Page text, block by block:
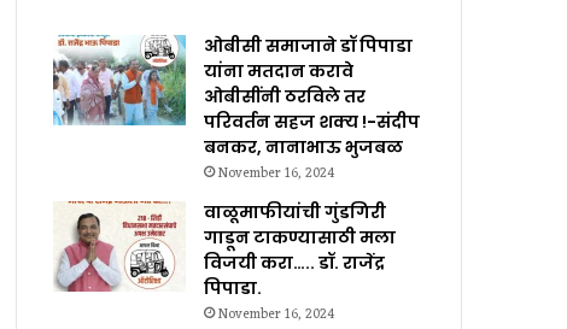
ओबीसी समाजाने डॉ पिपाडा
यांना मतदान करावे
ओबीसींनी ठरविले तर
परिवर्तन सहज शक्य !-संदीप
बनकर, नानाभाऊ भुजबळ
November 16, 2024
वाळूमाफीयांची गुंडगिरी
गाडून टाकण्यासाठी मला
विजयी करा….. डॉ. राजेंद्र
पिपाडा.
November 16, 2024